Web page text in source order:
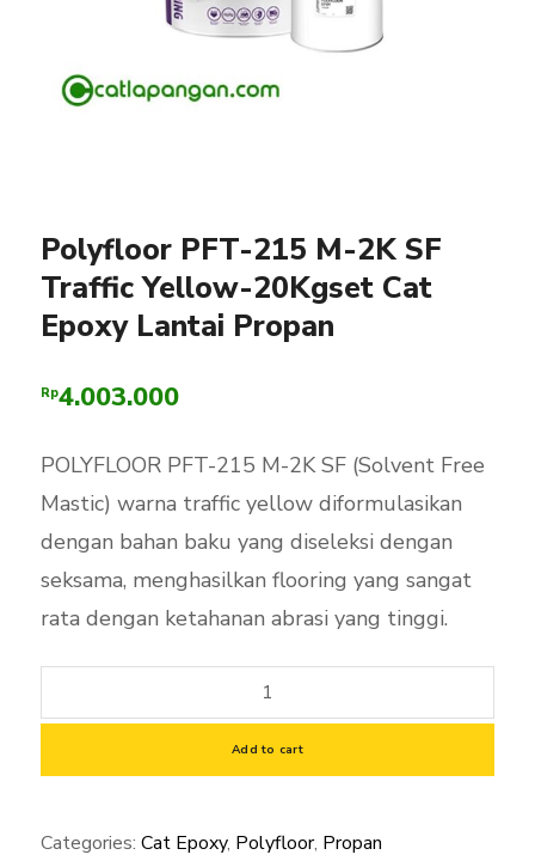
Polyfloor PFT-215 M-2K SF
Traffic Yellow-20Kgset Cat
Epoxy Lantai Propan
Rp4.003.000
POLYFLOOR PFT-215 M-2K SF (Solvent Free
Mastic) warna traffic yellow diformulasikan
dengan bahan baku yang diseleksi dengan
seksama, menghasilkan flooring yang sangat
rata dengan ketahanan abrasi yang tinggi.
PFT-
M-
SF
Add to cart
Categories: Cat Epoxy, Polyfloor, Propan